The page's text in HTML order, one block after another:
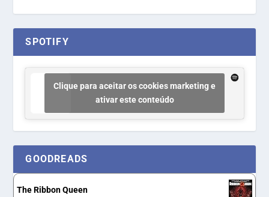
SPOTIFY
Clique para aceitar os cookies marketing e
ativar este conteúdo
GOODREADS
The Ribbon Queen